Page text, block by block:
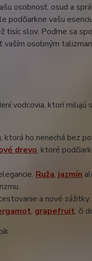
osobnosť, osud a
podčiarkne vašu
tisíc slov. Poďme sa
vaším osobným
vodcovia, ktorí milujú
ho nenechá bez
drevo, ktoré
Ruža, jazmín
a nové
, grapefruit, či